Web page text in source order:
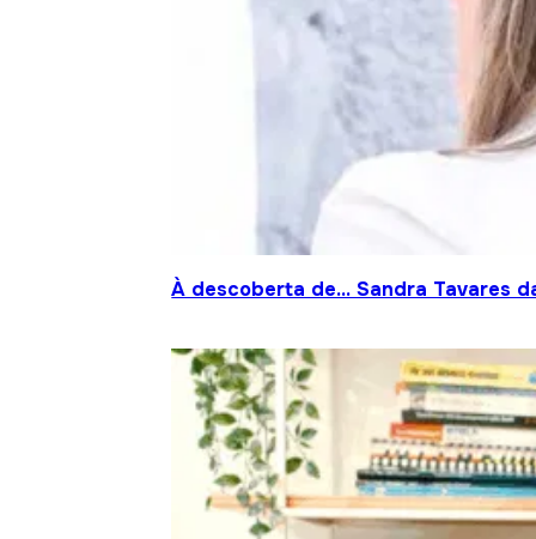
À descoberta de… Sandra Tavares